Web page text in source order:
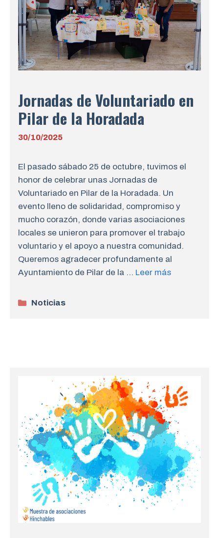
Jornadas de Voluntariado en
Pilar de la Horadada
30/10/2025
El pasado sábado 25 de octubre, tuvimos el
honor de celebrar unas Jornadas de
Voluntariado en Pilar de la Horadada. Un
evento lleno de solidaridad, compromiso y
mucho corazón, donde varias asociaciones
locales se unieron para promover el trabajo
voluntario y el apoyo a nuestra comunidad.
Queremos agradecer profundamente al
Ayuntamiento de Pilar de la … Leer más
Categorías
Noticias